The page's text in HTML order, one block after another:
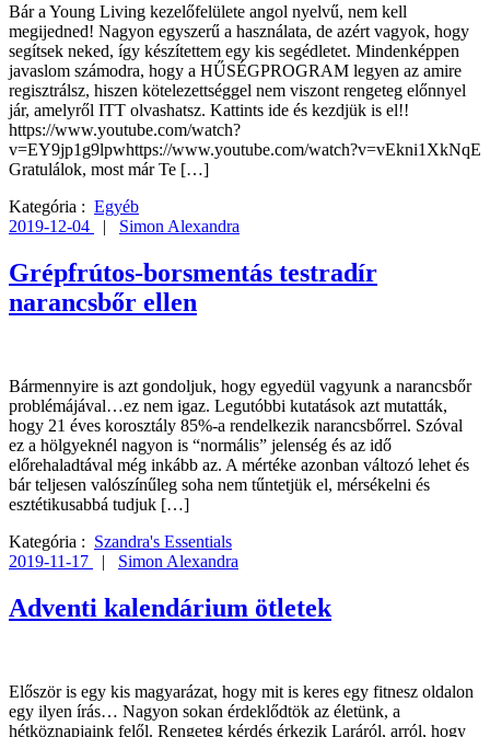
Bár a Young Living kezelőfelülete angol nyelvű, nem kell
megijedned! Nagyon egyszerű a használata, de azért vagyok, hogy
segítsek neked, így készítettem egy kis segédletet. Mindenképpen
javaslom számodra, hogy a HŰSÉGPROGRAM legyen az amire
regisztrálsz, hiszen kötelezettséggel nem viszont rengeteg előnnyel
jár, amelyről ITT olvashatsz. Kattints ide és kezdjük is el!!
https://www.youtube.com/watch?
v=EY9jp1g9lpwhttps://www.youtube.com/watch?v=vEkni1XkNqE
Gratulálok, most már Te […]
Kategória : Egyéb
2019-12-04
| Simon Alexandra
Grépfrútos-borsmentás testradír
narancsbőr ellen
Bármennyire is azt gondoljuk, hogy egyedül vagyunk a narancsbőr
problémájával…ez nem igaz. Legutóbbi kutatások azt mutatták,
hogy 21 éves korosztály 85%-a rendelkezik narancsbőrrel. Szóval
ez a hölgyeknél nagyon is “normális” jelenség és az idő
előrehaladtával még inkább az. A mértéke azonban változó lehet és
bár teljesen valószínűleg soha nem tűntetjük el, mérsékelni és
esztétikusabbá tudjuk […]
Kategória : Szandra's Essentials
2019-11-17
| Simon Alexandra
Adventi kalendárium ötletek
Először is egy kis magyarázat, hogy mit is keres egy fitnesz oldalon
egy ilyen írás… Nagyon sokan érdeklődtök az életünk, a
hétköznapjaink felől. Rengeteg kérdés érkezik Laráról, arról, hogy